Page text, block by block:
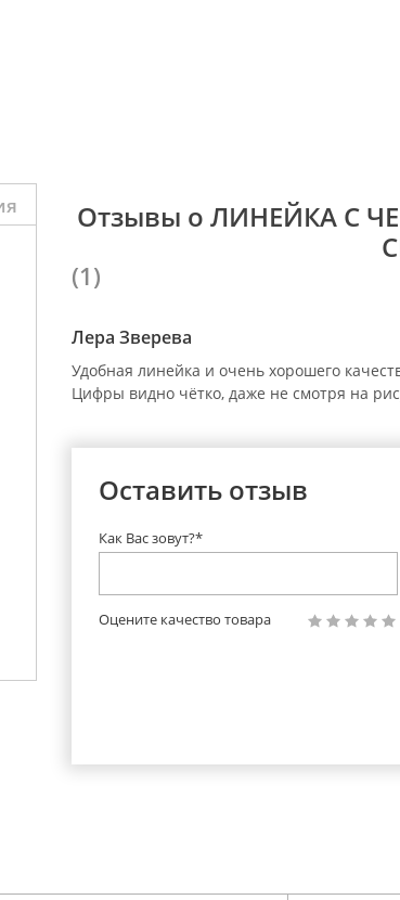
Отзывы о ЛИНЕЙКА С
(1)
Лера Зверева
Удобная линейка и очень хорошего
Цифры видно чётко, даже не смотря на
Оставить отзыв
Как Вас зовут?*
Оцените качество товара